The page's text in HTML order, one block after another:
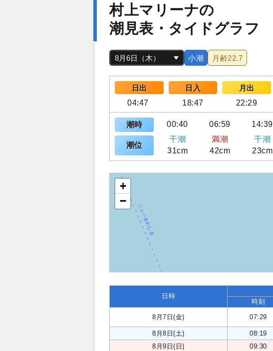
村上マリーナの
潮見表・タイドグラフ
小潮 月齢22.7
日出 日入 月出
04:47
18:47 22:29
潮時 00:40 06:59 14:39
潮位
干潮 満潮 干潮
31cm
42cm 23cm
+
−
日時
時刻
8月7日(金) 07:29
8月8日(土) 08:19
8月9日(日)
09:30